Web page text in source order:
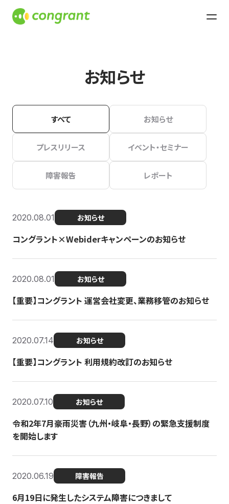
お知らせ
すべて お知らせ
プレスリリース イベント・セミナー
障害報告 レポート
2020.08.01 お知らせ
コングラント×Webiderキャンペーンのお知らせ
2020.08.01 お知らせ
【重要】コングラント 運営会社変更、業務移管のお知らせ
2020.07.14 お知らせ
【重要】コングラント 利用規約改訂のお知らせ
2020.07.10 お知らせ
令和2年7月豪雨災害（九州・岐阜・長野）の緊急支援制度
を開始します
2020.06.19 障害報告
6月19日に発生したシステム障害につきまして